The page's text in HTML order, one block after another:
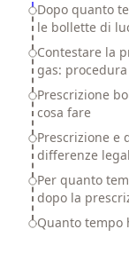
Dopo quanto
le bollette di
Contestare la
gas:
Prescrizione
cosa fare
Prescrizione e
differenze
Per quanto
dopo la
Quanto tempo